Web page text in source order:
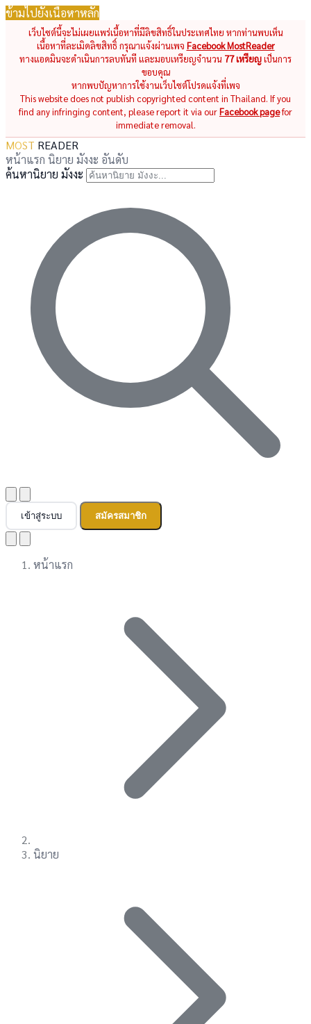
ข้ามไปยังเนื้อหาหลัก
เว็บไซต์นี้จะไม่เผยแพร่เนื้อหาที่มีลิขสิทธิ์ในประเทศไทย หากท่านพบเห็น
เนื้อหาที่ละเมิดลิขสิทธิ์ กรุณาแจ้งผ่านเพจ Facebook MostReader
ทางแอดมินจะดำเนินการลบทันที และมอบเหรียญจำนวน 77 เหรียญเป็นการ
ขอบคุณ
หากพบปัญหาการใช้งานเว็บไซต์โปรดแจ้งที่เพจ
This website does not publish copyrighted content in Thailand. If you
find any infringing content, please report it via ourFacebook pagefor
immediate removal.
MOST READER
หน้าแรก นิยาย มังงะ อันดับ
ค้นหานิยาย มังงะ
เข้าสู่ระบบ สมัครสมาชิก
หน้าแรก
นิยาย